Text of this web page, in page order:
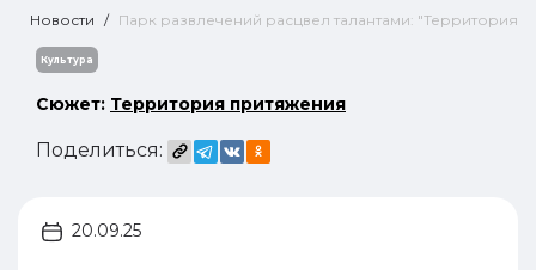
Новости Парк развлечений расцвел талантами: "Территория
Культура
Сюжет: Территория притяжения
Поделиться:
20.09.25